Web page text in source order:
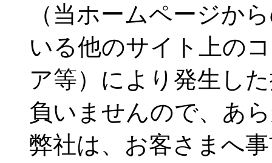
（当ホームページか
いる他のサイト上の
ア等）により発生し
負いませんので、あ
弊社は、お客さまへ